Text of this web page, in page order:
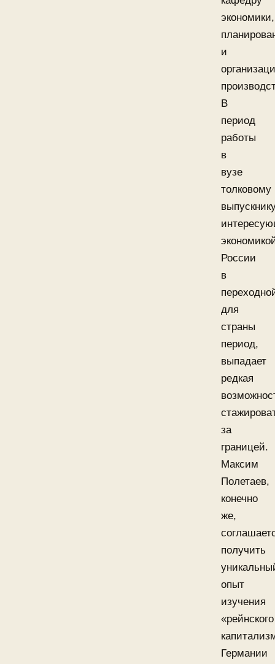
экономики,
и
В
период
работы
в
вузе
толковому
России
в
для
страны
период,
выпадает
редкая
за
границей.
Максим
Полетаев,
конечно
же,
получить
опыт
изучения
«рейнского
Германии